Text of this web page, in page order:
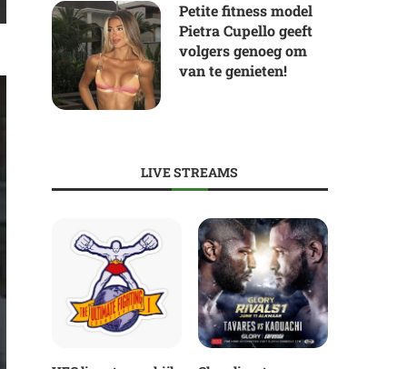
Petite fitness model
Pietra Cupello geeft
volgers genoeg om
van te genieten!
LIVE STREAMS